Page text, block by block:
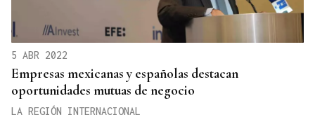
5 ABR 2022
Empresas mexicanas y españolas destacan
oportunidades mutuas de negocio
LA REGIÓN INTERNACIONAL